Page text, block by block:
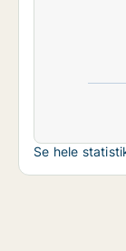
Se hele